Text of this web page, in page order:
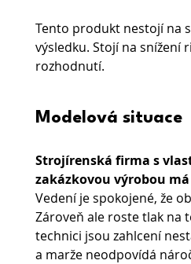
Tento produkt nestojí na
výsledku. Stojí na snížení
rozhodnutí.
Modelová situace
Strojírenská firma s
zakázkovou výrobou
Vedení je spokojené, že
Zároveň ale roste tlak na
technici jsou zahlcení
a marže neodpovídá